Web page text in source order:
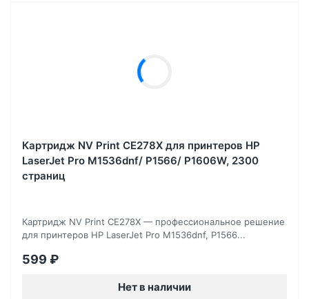
Картридж NV Print CE278X для принтеров HP
LaserJet Pro M1536dnf/ Р1566/ Р1606W, 2300
страниц
Картридж NV Print CE278X — профессиональное решение
для принтеров HP LaserJet Pro M1536dnf, P1566...
599 ₽
Нет в наличии